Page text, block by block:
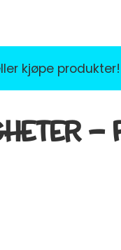
kjøpe produkter!
–